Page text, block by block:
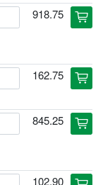
918.75 cart
162.75 cart
845.25 cart
102.90